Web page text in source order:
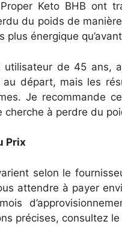
Keto BHB ont
du poids de
plus énergique
utilisateur de 45 ans,
au départ, mais les
Je recommande
cherche à perdre du
Prix
selon le
attendre à payer
précises, consultez